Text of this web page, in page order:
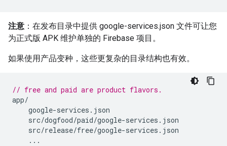
注意 ：在发布目录中提供 google-services.json 文件可让您
为正式版 APK 维护单独的 Firebase 项目。
如果使用产品变种，这些更复杂的目录结构也有效。
// free and paid are product flavors.
app/
google-services . json
src/dogfood/paid/google-services . json
src/release/free/google-services . json
...